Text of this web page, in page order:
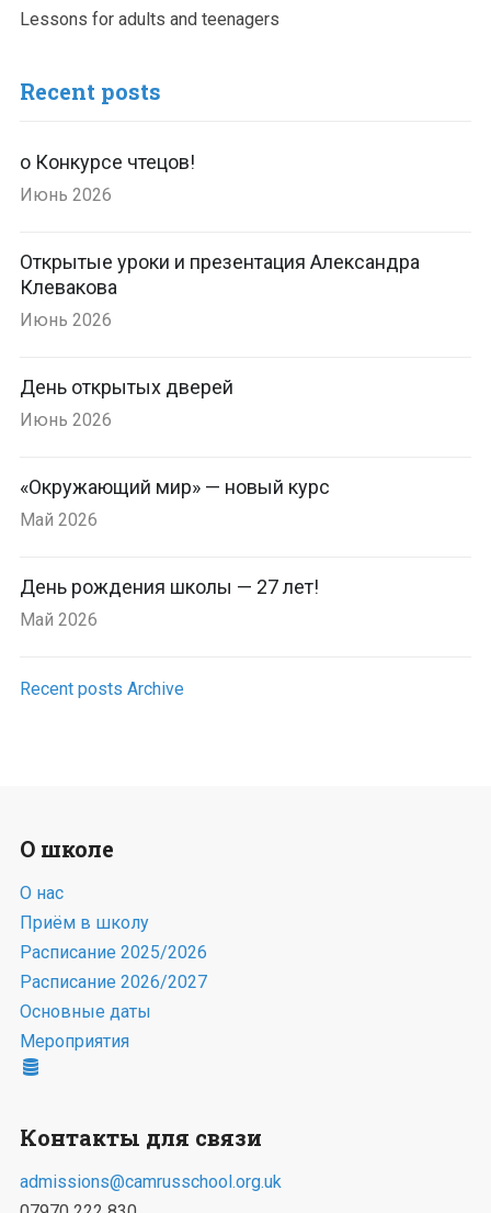
Lessons for adults and teenagers
Recent posts
о Конкурсе чтецов!
Июнь 2026
Открытые уроки и презентация Александра
Клевакова
Июнь 2026
День открытых дверей
Июнь 2026
«Окружающий мир» — новый курс
Май 2026
День рождения школы — 27 лет!
Май 2026
Recent posts Archive
О школе
О нас
Приём в школу
Расписание 2025/2026
Расписание 2026/2027
Основные даты
Мероприятия
Контакты для связи
admissions@camrusschool.org.uk